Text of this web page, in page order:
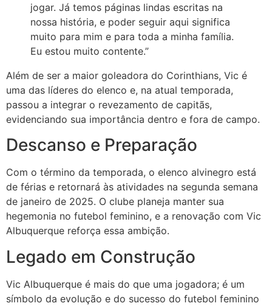
jogar. Já temos páginas lindas escritas na
nossa história, e poder seguir aqui significa
muito para mim e para toda a minha família.
Eu estou muito contente.”
Além de ser a maior goleadora do Corinthians, Vic é
uma das líderes do elenco e, na atual temporada,
passou a integrar o revezamento de capitãs,
evidenciando sua importância dentro e fora de campo.
Descanso e Preparação
Com o término da temporada, o elenco alvinegro está
de férias e retornará às atividades na segunda semana
de janeiro de 2025. O clube planeja manter sua
hegemonia no futebol feminino, e a renovação com Vic
Albuquerque reforça essa ambição.
Legado em Construção
Vic Albuquerque é mais do que uma jogadora; é um
símbolo da evolução e do sucesso do futebol feminino